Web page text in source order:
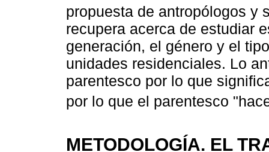
propuesta de antropólogos y
recupera acerca de estudiar
generación, el género y el
unidades residenciales. Lo
parentesco por lo que
por lo que el parentesco
METODOLOGÍA. EL